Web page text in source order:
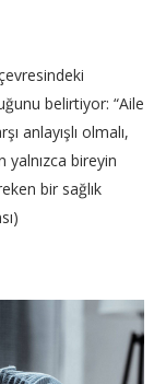
belirtiyor: “Aile
anlayışlı olmalı,
bireyin
bir sağlık